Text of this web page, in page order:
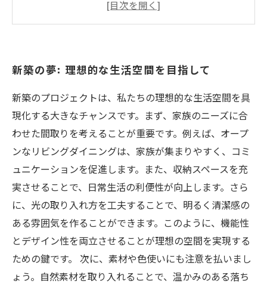
新築のトレンド: 自分スタイルを見つける方法
素敵な生活の始まり: 新築で実現する幸せな毎日
新築の夢: 理想的な生活空間を目指して
新築のプロジェクトは、私たちの理想的な生活空間を具
現化する大きなチャンスです。まず、家族のニーズに合
わせた間取りを考えることが重要です。例えば、オープ
ンなリビングダイニングは、家族が集まりやすく、コミ
ュニケーションを促進します。また、収納スペースを充
実させることで、日常生活の利便性が向上します。さら
に、光の取り入れ方を工夫することで、明るく清潔感の
ある雰囲気を作ることができます。このように、機能性
とデザイン性を両立させることが理想の空間を実現する
ための鍵です。 次に、素材や色使いにも注意を払いまし
ょう。自然素材を取り入れることで、温かみのある落ち